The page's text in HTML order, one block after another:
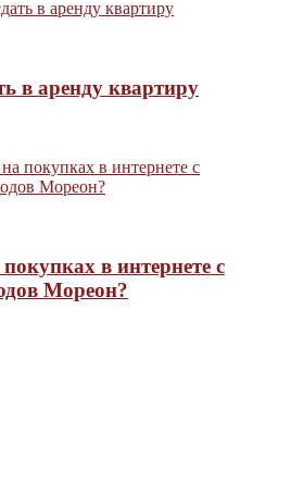
в аренду квартиру
в интернете с
Мореон?